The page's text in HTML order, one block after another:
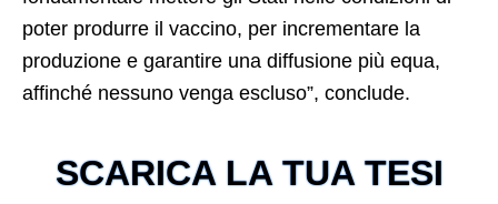
poter produrre il vaccino, per incrementare la
produzione e garantire una diffusione più equa,
affinché nessuno venga escluso”, conclude.
SCARICA LA TUA TESI